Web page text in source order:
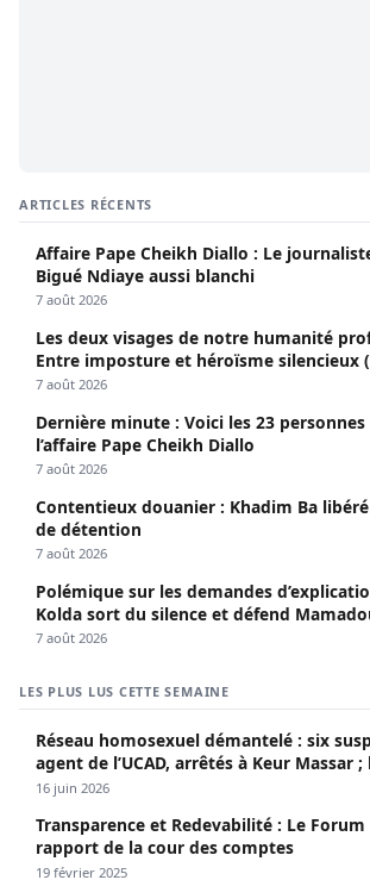
ARTICLES RÉCENTS
Affaire Pape Cheikh Diallo : Le
Bigué Ndiaye aussi blanchi
7 août 2026
Les deux visages de notre humanité
Entre imposture et héroïsme silencieux
Seydi)
7 août 2026
Dernière minute : Voici les 23
l’affaire Pape Cheikh Diallo
7 août 2026
Contentieux douanier : Khadim Ba
de détention
7 août 2026
Polémique sur les demandes
Kolda sort du silence et défend
7 août 2026
LES PLUS LUS CETTE SEMAINE
Réseau homosexuel démantelé : six
agent de l’UCAD, arrêtés à Keur Massar
propagé le VIH depuis 2018
16 juin 2026
Transparence et Redevabilité : Le
rapport de la cour des comptes
19 février 2025